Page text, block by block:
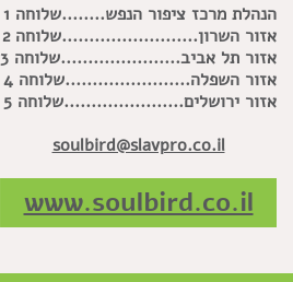
הנהלת מרכז ציפור הנפש........שלוחה 1
אזור השרון.........................שלוחה 2
אזור תל אביב......................שלוחה 3
אזור השפלה.......................שלוחה 4
אזור ירושלים......................שלוחה 5
soulbird@slavpro.co.il
www.soulbird.co.il